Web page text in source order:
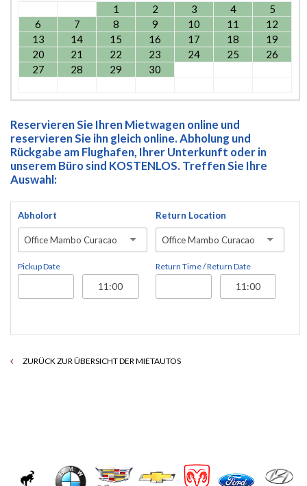
1
2 3 4
5
6
7 8 9 10 11
12
13
14 15 16 17 18
19
20
21 22 23 24 25
26
27
28 29 30
Reservieren Sie Ihren Mietwagen online und
reservieren Sie ihn gleich online. Abholung und
Rückgabe am Flughafen, Ihrer Unterkunft oder in
unserem Büro sind KOSTENLOS. Treffen Sie Ihre
Auswahl:
Abholort
Office Mambo Curacao
Pickup Date
Return Location
Office Mambo Curacao
Return Time / Return Date
ZURÜCK ZUR ÜBERSICHT DER MIETAUTOS